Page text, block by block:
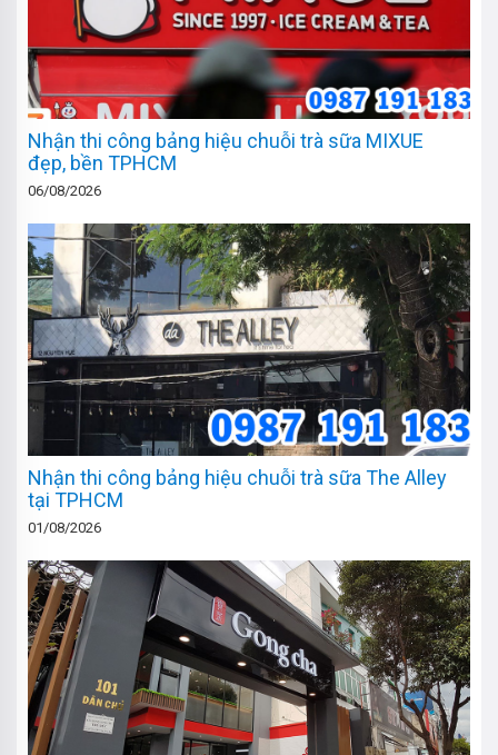
Nhận thi công bảng hiệu chuỗi trà sữa MIXUE
đẹp, bền TPHCM
06/08/2026
Nhận thi công bảng hiệu chuỗi trà sữa The Alley
tại TPHCM
01/08/2026